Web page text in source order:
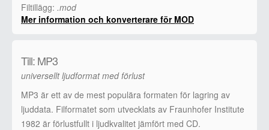
Filtillägg: .mod
Mer information och konverterare för MOD
Till: MP3
universellt ljudformat med förlust
MP3 är ett av de mest populära formaten för lagring av
ljuddata. Filformatet som utvecklats av Fraunhofer Institute
1982 är förlustfullt i ljudkvalitet jämfört med CD.